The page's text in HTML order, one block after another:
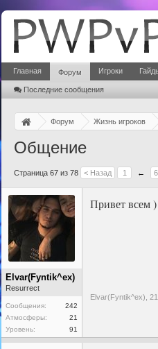
Главная Форум
Последние сообщения
Игроки
Форум Жизнь игроков
Общение
Страница 67 из 78 < Назад 1 ←
Elvar(Fyntik^ex)
Resurrect
Сообщения:
242
Атмосферы:
21
Уровень:
91
Привет всем
Elvar(Fyntik^ex),